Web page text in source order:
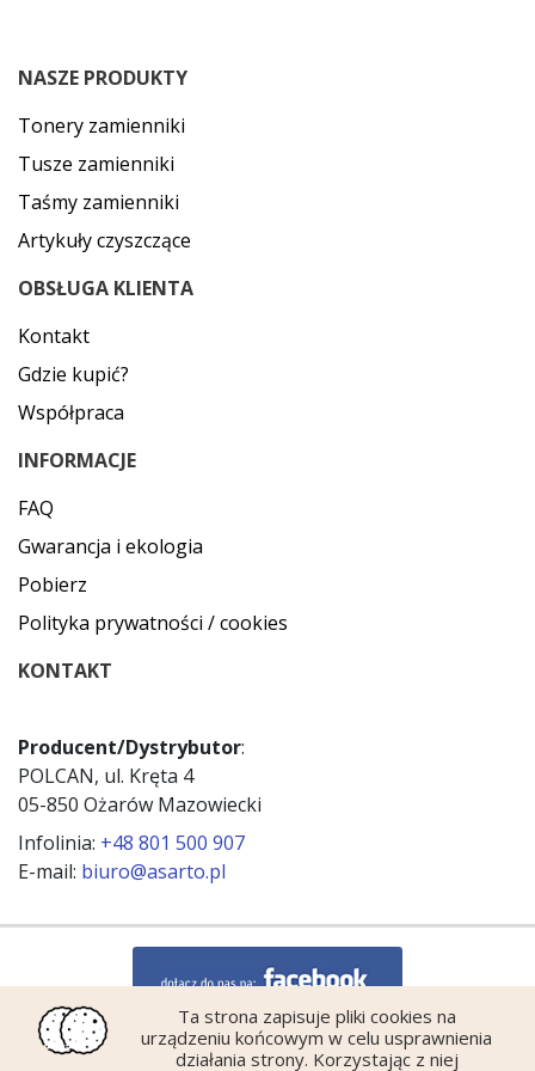
NASZE PRODUKTY
Tonery zamienniki
Tusze zamienniki
Taśmy zamienniki
Artykuły czyszczące
OBSŁUGA KLIENTA
Kontakt
Gdzie kupić?
Współpraca
INFORMACJE
FAQ
Gwarancja i ekologia
Pobierz
Polityka prywatności / cookies
KONTAKT
Producent/Dystrybutor:
POLCAN, ul. Kręta 4
05-850 Ożarów Mazowiecki
Infolinia: +48 801 500 907
E-mail: biuro@asarto.pl
Ta strona zapisuje pliki cookies na
urządzeniu końcowym w celu usprawnienia
działania strony. Korzystając z niej